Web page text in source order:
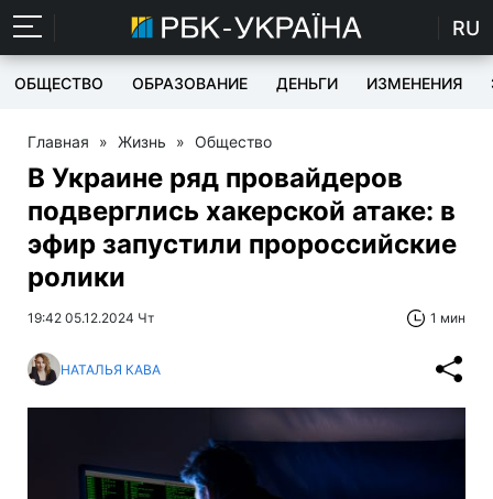
RU
ОБЩЕСТВО ОБРАЗОВАНИЕ ДЕНЬГИ ИЗМЕНЕНИЯ
Главная » Жизнь » Общество
В Украине ряд провайдеров
подверглись хакерской атаке: в
эфир запустили пророссийские
ролики
19:42 05.12.2024 Чт 1 мин
НАТАЛЬЯ КАВА